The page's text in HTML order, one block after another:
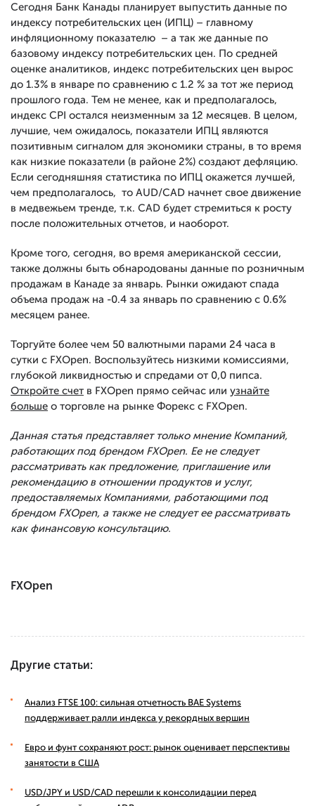
Сегодня Банк Канады планирует выпустить данные по
индексу потребительских цен (ИПЦ) – главному
инфляционному показателю – а так же данные по
базовому индексу потребительских цен. По средней
оценке аналитиков, индекс потребительских цен вырос
до 1.3% в январе по сравнению с 1.2 % за тот же период
прошлого года. Тем не менее, как и предполагалось,
индекс CPI остался неизменным за 12 месяцев. В целом,
лучшие, чем ожидалось, показатели ИПЦ являются
позитивным сигналом для экономики страны, в то время
как низкие показатели (в районе 2%) создают дефляцию.
Если сегодняшняя статистика по ИПЦ окажется лучшей,
чем предполагалось, то AUD/CAD начнет свое движение
в медвежьем тренде, т.к. CAD будет стремиться к росту
после положительных отчетов, и наоборот.
Кроме того, сегодня, во время американской сессии,
также должны быть обнародованы данные по розничным
продажам в Канаде за январь. Рынки ожидают спада
объема продаж на -0.4 за январь по сравнению с 0.6%
месяцем ранее.
Торгуйте более чем 50 валютными парами 24 часа в
сутки с FXOpen. Воспользуйтесь низкими комиссиями,
глубокой ликвидностью и спредами от 0,0 пипса.
Откройте счет в FXOpen прямо сейчас или узнайте
больше о торговле на рынке Форекс с FXOpen.
Данная статья представляет только мнение Компаний,
работающих под брендом FXOpen. Ее не следует
рассматривать как предложение, приглашение или
рекомендацию в отношении продуктов и услуг,
предоставляемых Компаниями, работающими под
брендом FXOpen, а также не следует ее рассматривать
как финансовую консультацию.
FXOpen
Другие статьи:
Анализ FTSE 100: сильная отчетность BAE Systems
поддерживает ралли индекса у рекордных вершин
Евро и фунт сохраняют рост: рынок оценивает перспективы
занятости в США
USD/JPY и USD/CAD перешли к консолидации перед